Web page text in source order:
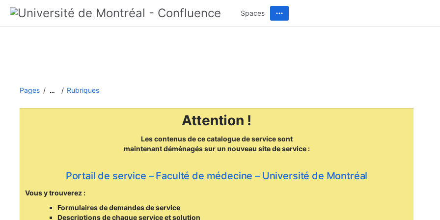
Spaces
Pages … Rubriques
Attention !
Les contenus de ce catalogue de service sont
maintenant déménagéssur un nouveau sitede service :
Portail de service – Faculté de médecine – Université de Montréal
Vous y trouverez :
Formulaires de demandes de service
Descriptions de chaque service et solution